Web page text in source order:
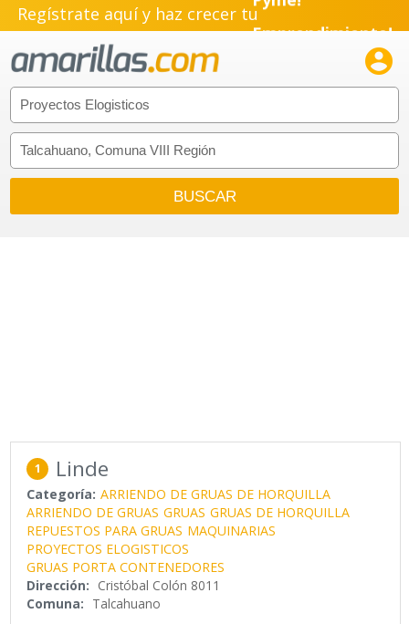
Regístrate aquí y haz crecer tuEmprendimiento!

1 Linde
Categoría: ARRIENDO DE GRUAS DE HORQUILLA
ARRIENDO DE GRUAS GRUAS GRUAS DE HORQUILLA
REPUESTOS PARA GRUAS MAQUINARIAS
PROYECTOS ELOGISTICOS
GRUAS PORTA CONTENEDORES
Dirección: Cristóbal Colón 8011
Comuna: Talcahuano